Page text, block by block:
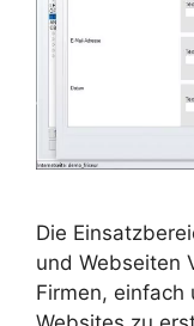
Die
und Webseiten
Firmen, einfach